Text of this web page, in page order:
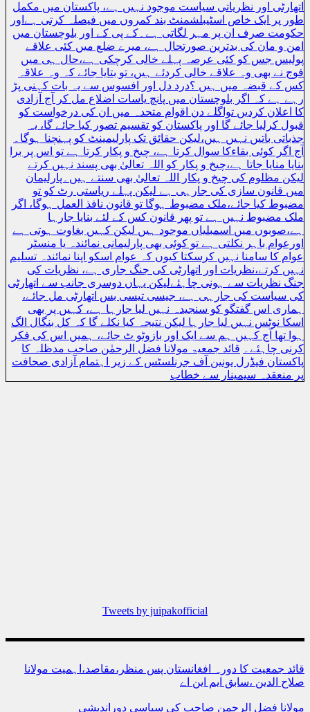
اتھارٹی اور نظریاتی سیاست موجود نہیں ہے، پاکستان میں مکمل
طور پر ایک خاص اسٹیبلشمنٹ بند کمروں میں فیصلہ کرتی ہےاور
حکومت صرف ان پر مہر لگاتی ہے۔کے پی کے اور بلوچستان میں
امن و مان کی بدترین صورتحال ہے، میرے ضلع میں کئی علاقے
پولیس جس کو کئی عرصہ پہلے خالی کرچکی ہے،حال ہی میں
فوج نے بھی وہ علاقے خالی کردئے ہیں، تو بتایا جائے کہ وہ علاقہ
کس کے قبضہ میں ہیں ؟درد دل اور افسوس سے یہ بات کہنی پڑ
رہے ہے کہ اگر بلوچستان میں پانچ یاسات اضلاع مل کر آج آزادی
کا اعلان کردیں تواگلے دن اقوام متحدہ میں ان کی درخواست کو
قبول کرلیا جائے گا اور پاکستان کو تقسیم تصور کیا جائے گا، یہ
جذباتی باتیں نہیں ہیں،لیکن حقائق تک پارلیمینٹ کو پہنچنا ہوگا۔
آج اگر کوئی بقاءکا سوال کرتا ہے، چیخ و پکار کرتا ہے تو اس پر برا
بنایا منایا جاتا ہے،چیخ و پکار کو اللہ تعالیٰ بھی پسند نہیں کرتے
لیکن مظلوم کی چیخ و پکار اللہ تعالیٰ بھی سنتے ہیں۔پارلیمان
میں قانون سازی کی جارہی ہے لیکن پہلے ریاستی رٹ کو تو
مضبوط کیا جائے،ملک مضبوط ہوگا تو قانون نافذ العمل ہوگا، اگر
ملک مضبوط نہیں ہے تو پھر قانون کس کے لئے بنایا جارہا
ہے،صوبوں میں اسمبلیاں موجود ہیں لیکن کہیں بغاوت ہوتی ہے
اورعوام باہر نکلتی ہے تو کوئی بھی پارلیمانی نمائندہ یا منسٹر
عوام کا سامنا نہیں کرسکتا کیوں کہ عوام اسکو اپنا نمائندہ تسلیم
نہیں کرتے،نظریات اور اتھارٹی کی جنگ جاری ہے، نظریات کی
جنگ نظریات سے ہونی چاہئےلیکن یہاں دوسری جانب سے اتھارٹی
کی سیاست کی جارہی ہے، جیسی تیسی بس اتھارٹی مل جائے،
ہماری اس گفتگو کو سنجیدہ نہیں لیا جارہا ہے، کہیں پر بھی
اسکا نوٹس نہیں لیا جارہا لیکن نتیجہ کیا نکلے گا کہ کل بنگال الگ
ہوا تھا آج کہیں ہم سے ایک اور بازوٹو ٹ جائے، ہمیں اس کی فکر
کرنی چاہئے۔
قائد جمعیۃ مولانا فضل الرحمٰن صاحب مدظلہ کا
پاکستان فیڈرل یونین آف جرنلسٹس کے زیر اہتمام آزادی صحافت
پر منعقدہ سیمینار سے خطاب
Tweets by juipakofficial
قائد جمعیت کا دورہ افغانستان پس منظر،مقاصد،اہمیت مولانا
صلاح الدین ،سابق ایم این اے
مولانا فضل الرحمن صاحب کی سیاسی دوراندیشی